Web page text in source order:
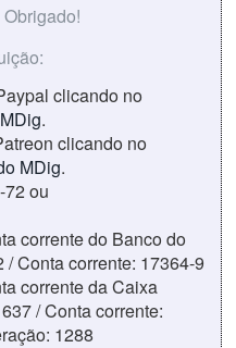
clicando no
.
clicando no
MDig.
ou
corrente do Banco do
Conta corrente: 17364-9
corrente da Caixa
/ Conta corrente:
1288